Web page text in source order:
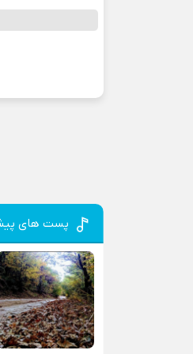
پست های